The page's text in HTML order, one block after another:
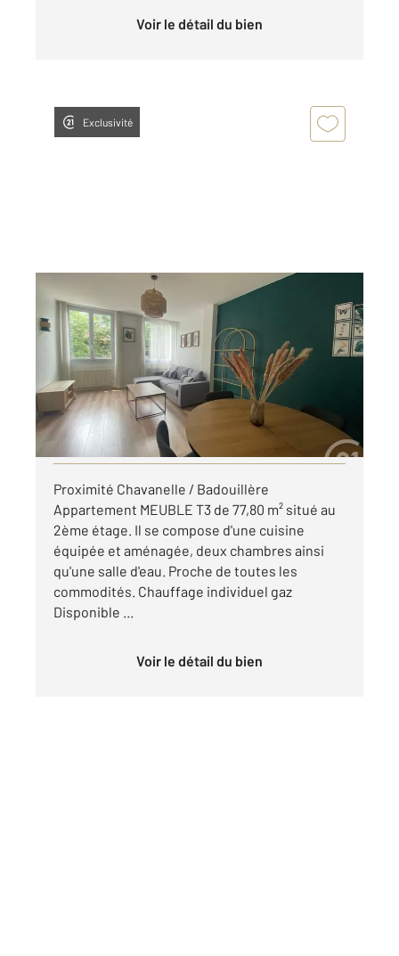
Voir le détail du bien
Exclusivité
ST ETIENNE 42
77,80 m2, 3 pièces
Ref : 3453
Appartement T3 à louer
700 €
par mois charges comprises
Visiter le site dédié
Proximité Chavanelle / Badouillère
Appartement MEUBLE T3 de 77,80 m² situé au
2ème étage. Il se compose d'une cuisine
équipée et aménagée, deux chambres ainsi
qu'une salle d'eau. Proche de toutes les
commodités. Chauffage individuel gaz
Disponible ...
Voir le détail du bien